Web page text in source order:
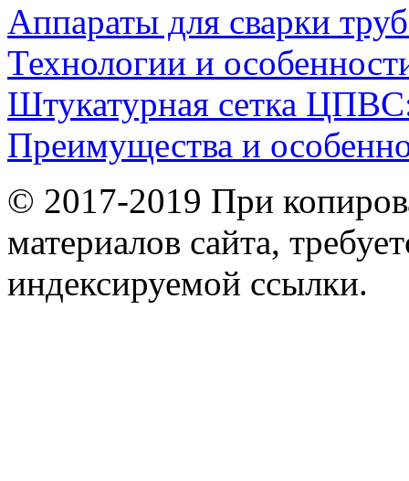
Аппараты для сварки
Технологии и
Штукатурная сетка
Преимущества и
© 2017-2019 При
материалов сайта,
индексируемой ссылки.